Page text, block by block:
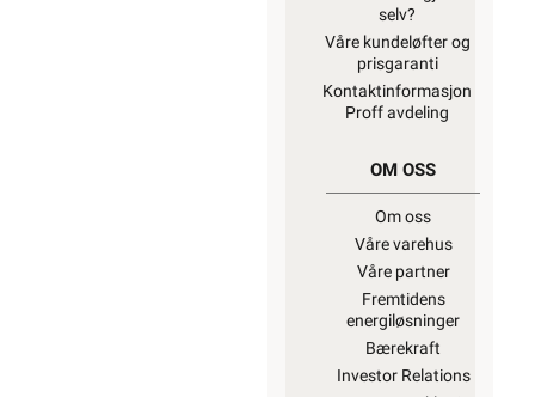
selv?
Våre kundeløfter og
prisgaranti
Kontaktinformasjon
Proff avdeling
OM OSS
Om oss
Våre varehus
Våre partner
Fremtidens
energiløsninger
Bærekraft
Investor Relations